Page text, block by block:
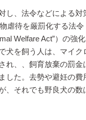
し、法令などによる対
虐待を厳罰化する法令
Welfare Act”）の強
犬を飼う人は、マイク
れ、、飼育放棄の罰金
した。去勢や避妊の費
、それでも野良犬の数